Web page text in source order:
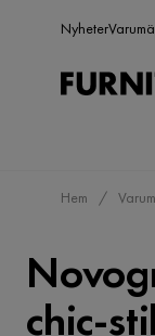
Nyheter
Hem
chic-stil